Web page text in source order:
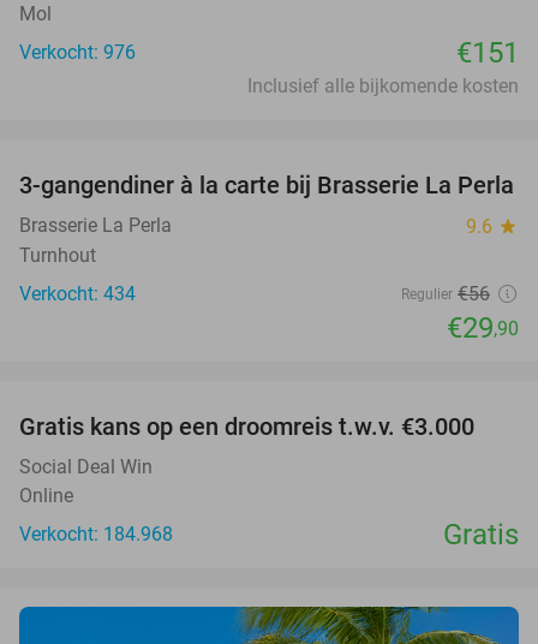
Mol
Verkocht: 976
€151
Inclusief alle bijkomende kosten
47%
3-gangendiner à la carte bij Brasserie La Perla
Brasserie La Perla 9.6 star
Turnhout
Verkocht: 434
Regulier €56
€29,90
Gratis kans op een droomreis t.w.v. €3.000
Social Deal Win
Online
Verkocht: 184.968
Gratis